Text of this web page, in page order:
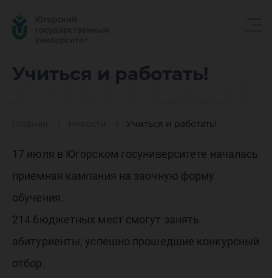
Учиться и работать!
Учиться и работать!
Учиться
и
17 июля в Югорском госуниверситете началась
приемная кампания на заочную форму
обучения.
214 бюджетных мест смогут занять
абитуриенты, успешно прошедшие конкурсный
отбор.